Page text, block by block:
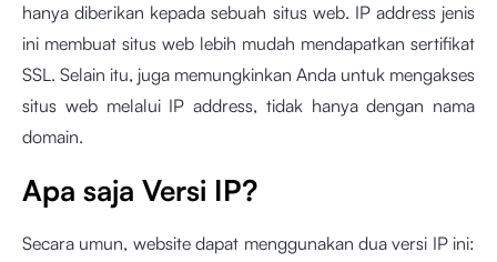
hanya diberikan kepada sebuah situs web. IP address jenis
ini membuat situs web lebih mudah mendapatkan sertifikat
SSL. Selain itu, juga memungkinkan Anda untuk mengakses
situs web melalui IP address, tidak hanya dengan nama
domain.
Apa saja Versi IP?
Secara umun, website dapat menggunakan dua versi IP ini: